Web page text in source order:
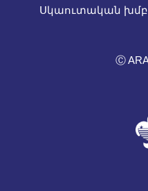
Սկաուտական
Ⓒ